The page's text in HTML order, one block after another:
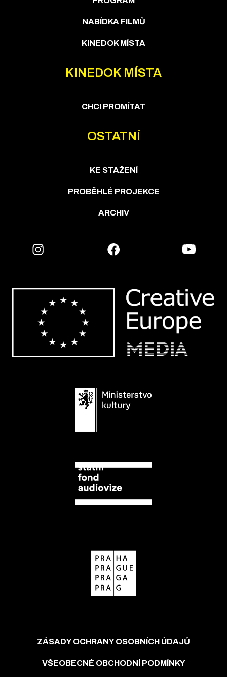
NABÍDKA FILMŮ
KINEDOK MÍSTA
KINEDOK MÍSTA
CHCI PROMÍTAT
OSTATNÍ
KE STAŽENÍ
PROBĚHLÉ PROJEKCE
ARCHIV
ZÁSADY OCHRANY OSOBNÍCH ÚDAJŮ
VŠEOBECNÉ OBCHODNÍ PODMÍNKY